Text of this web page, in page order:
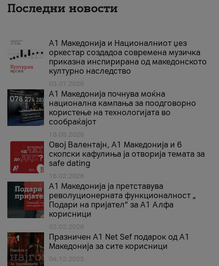
Последни новости
А1 Македонија и Националниот џез
оркестар создадоа современа музичка
приказна инспирирана од македонското
културно наследство
03.07.2026
A1 Македонија почнува моќна
национална кампања за поодговорно
користење на технологијата во
сообраќајот
18.05.2026
Овој Валентајн, A1 Македонија и 6
скопски кафулиња ја отворија темата за
safe dating
16.02.2026
А1 Македонија ја претставува
револуционерната функционалност „
Подари на пријател“ за А1 Алфа
корисници
02.02.2026
Празничен A1 Net Sеf подарок од А1
Македонија за сите корисници
04.12.2025